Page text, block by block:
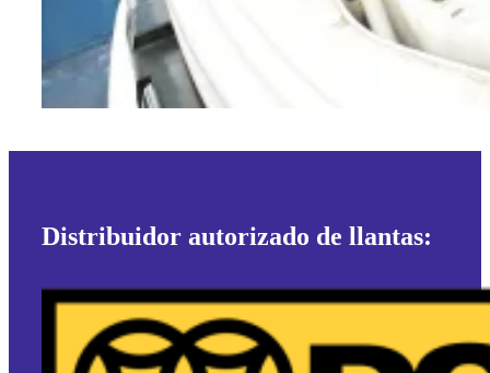
Distribuidor autorizado de llantas: